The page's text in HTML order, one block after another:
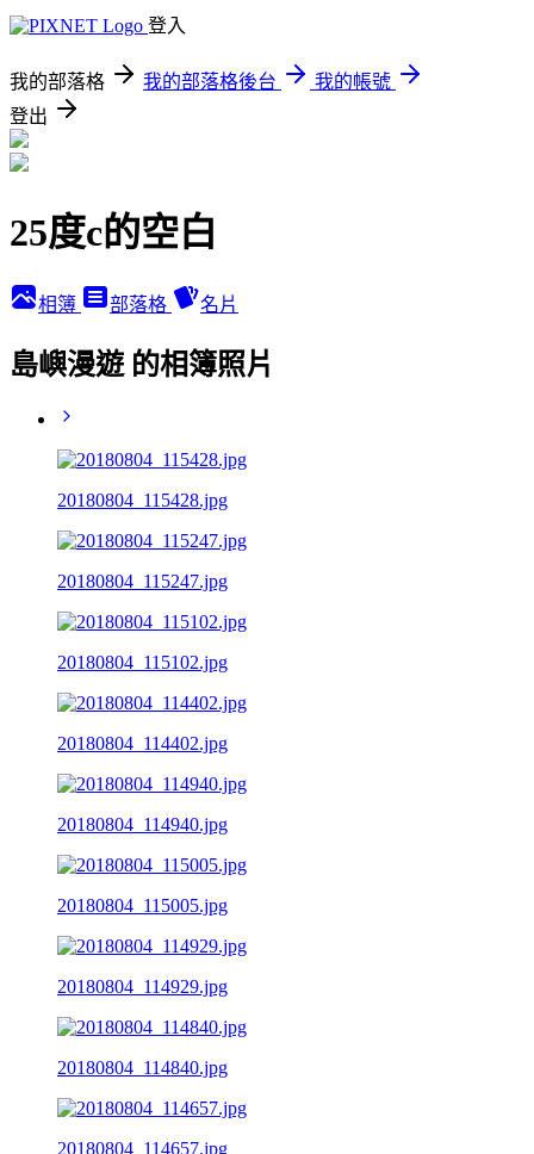
登入
我的部落格 我的部落格後台
我的帳號
登出
25度c的空白
相簿 部落格 名片
島嶼漫遊 的相簿照片
20180804_115428.jpg
20180804_115247.jpg
20180804_115102.jpg
20180804_114402.jpg
20180804_114940.jpg
20180804_115005.jpg
20180804_114929.jpg
20180804_114840.jpg
20180804_114657.jpg